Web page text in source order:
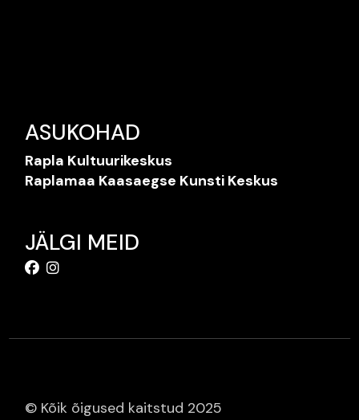
ASUKOHAD
Rapla Kultuurikeskus
Raplamaa Kaasaegse Kunsti Keskus
JÄLGI MEID
© Kõik õigused kaitstud 2025